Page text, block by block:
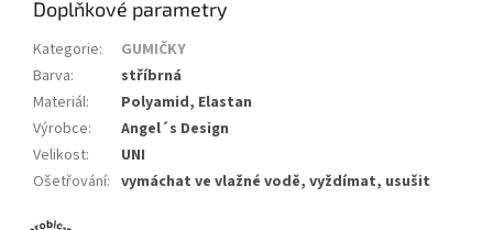
Doplňkové parametry
Kategorie:
GUMIČKY
Barva:
stříbrná
Materiál:
Polyamid, Elastan
Výrobce:
Angel´s Design
Velikost:
UNI
Ošetřování: vymáchat ve vlažné vodě, vyždímat, usušit